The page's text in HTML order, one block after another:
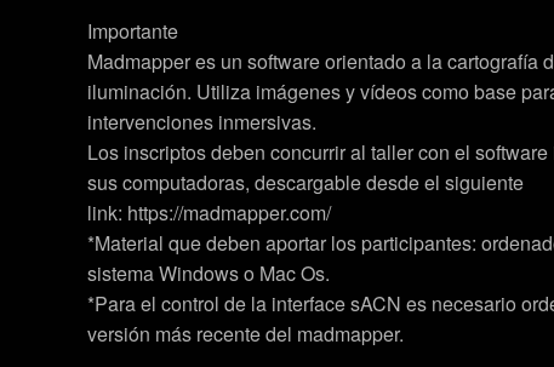
Importante
Madmapper es un software orientado a la cartografía
iluminación. Utiliza imágenes y vídeos como base
intervenciones inmersivas.
Los inscriptos deben concurrir al taller con el
sus computadoras, descargable desde el siguiente
link: https://madmapper.com/
*Material que deben aportar los participantes:
sistema Windows o Mac Os.
*Para el control de la interface sACN es necesario
versión más recente del madmapper.